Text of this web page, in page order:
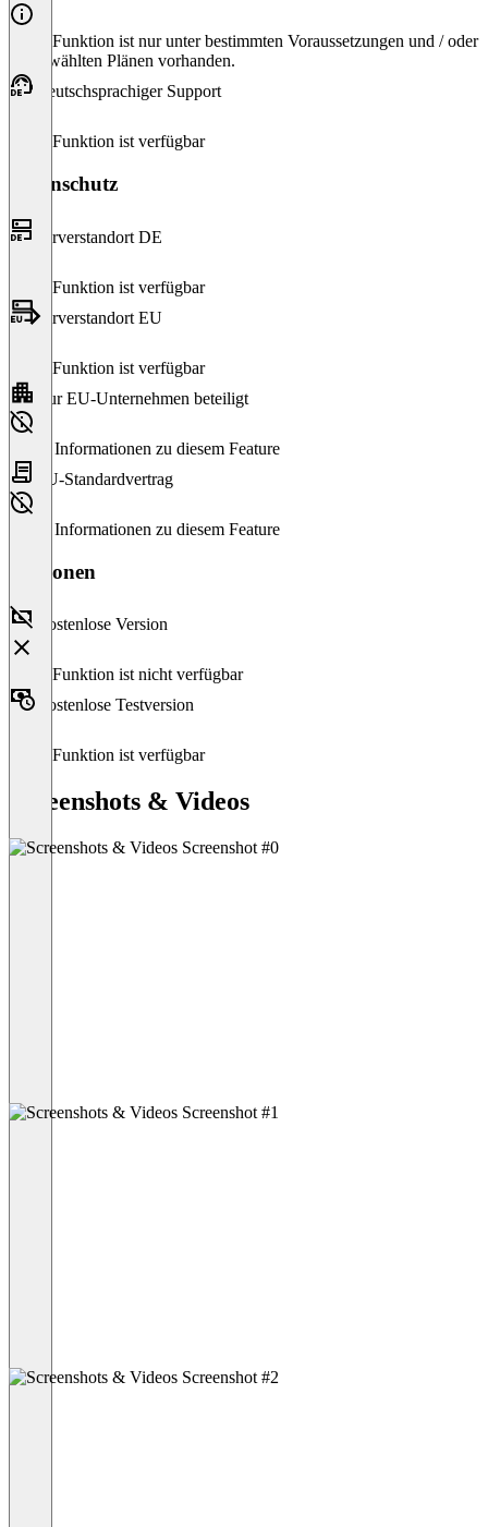
Diese Funktion ist nur unter bestimmten Voraussetzungen und / oder
ausgewählten Plänen vorhanden.
Deutschsprachiger Support
Diese Funktion ist verfügbar
Datenschutz
Serverstandort DE
Diese Funktion ist verfügbar
Serverstandort EU
Diese Funktion ist verfügbar
Nur EU-Unternehmen beteiligt
Keine Informationen zu diesem Feature
EU-Standardvertrag
Keine Informationen zu diesem Feature
Versionen
Kostenlose Version
Diese Funktion ist nicht verfügbar
Kostenlose Testversion
Diese Funktion ist verfügbar
Screenshots & Videos